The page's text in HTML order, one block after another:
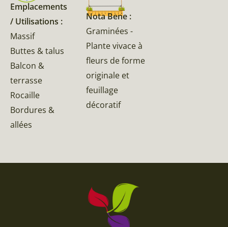
Emplacements
/ Utilisations :
Massif
Buttes & talus
Balcon &
terrasse
Rocaille
Bordures &
allées
Nota Bene :
Graminées -
Plante vivace à
fleurs de forme
originale et
feuillage
décoratif